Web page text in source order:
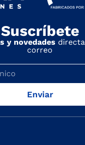
Suscríbete
y novedades
correo
Enviar